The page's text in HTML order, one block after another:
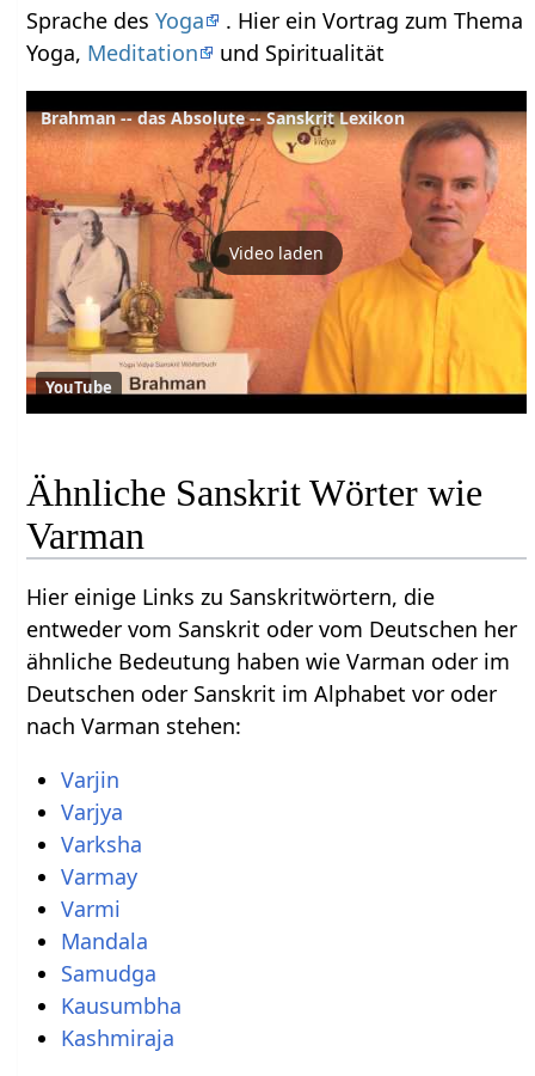
Sprache desYoga
. Hier ein Vortrag zum Thema
Yoga, Meditation und Spiritualität
Brahman -- das Absolute -- Sanskrit Lexikon
Video laden
YouTube
Ähnliche Sanskrit Wörter wie
Varman
Hier einige Links zu Sanskritwörtern, die
entweder vom Sanskrit oder vom Deutschen her
ähnliche Bedeutung haben wie Varman oder im
Deutschen oder Sanskrit im Alphabet vor oder
nach Varman stehen:
Varjin
Varjya
Varksha
Varmay
Varmi
Mandala
Samudga
Kausumbha
Kashmiraja